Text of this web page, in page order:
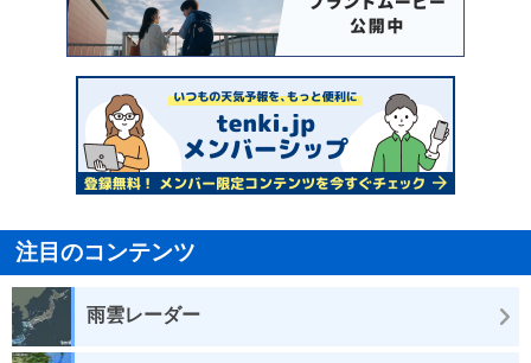
注目のコンテンツ
雨雲レーダー